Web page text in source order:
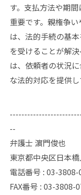
す。支払方法や期
重要です。親権争
は、法的手続の基
を受けることが解
は、依頼者の状況
な法的対応を提供し
--
弁護士 濵門俊也
東京都中央区日本
電話番号 : 03-3808-
FAX番号 : 03-3808-